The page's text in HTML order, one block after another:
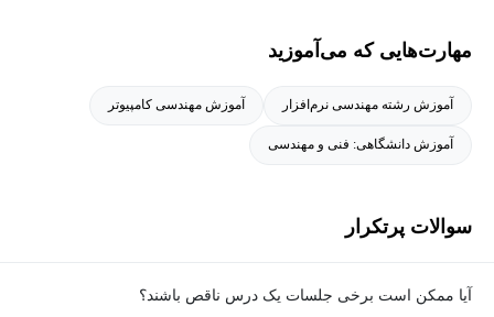
مهارت‌هایی که می‌آموزید
آموزش رشته مهندسی نرم‌افزار آموزش مهندسی کامپیوتر
آموزش دانشگاهی: فنی و مهندسی
سوالات پرتکرار
آیا ممکن است برخی جلسات یک درس ناقص باشند؟